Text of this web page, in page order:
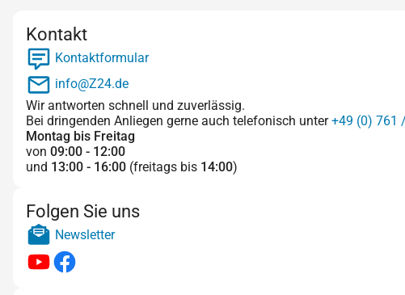
Kontakt
Kontaktformular
info@Z24.de
Wir antworten schnell und zuverlässig.
Bei dringenden Anliegen gerne auch telefonisch unter+49 (0) 761
Montag bis Freitag
von 09:00 - 12:00
und 13:00 - 16:00 (freitags bis 14:00)
Folgen Sie uns
Newsletter